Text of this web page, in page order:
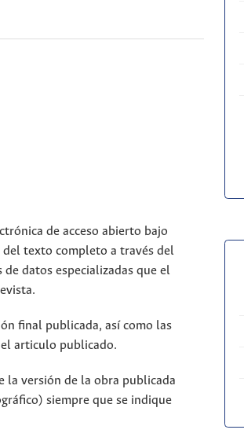
de acceso abierto bajo
del texto completo a través del
datos especializadas que el
final publicada, así como las
articulo publicado.
la versión de la obra publicada
siempre que se indique